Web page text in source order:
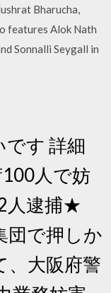
Bharucha,
features Alok Nath
Sonnalli Seygall in
です 詳細
人で妨
人逮捕★
団で押しか
、大阪府警